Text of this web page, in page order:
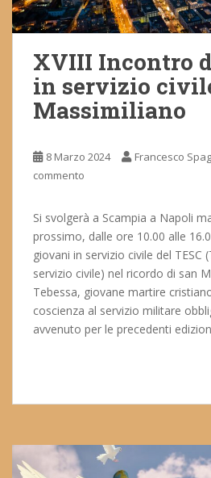
XVIII Incontro
in servizio
Massimiliano
8 Marzo 2024 Francesco
commento
Si svolgerà a Scampia a Napoli
prossimo, dalle ore 10.00 alle
giovani in servizio civile del TESC
servizio civile) nel ricordo di san
Tebessa, giovane martire
coscienza al servizio militare
avvenuto per le precedenti